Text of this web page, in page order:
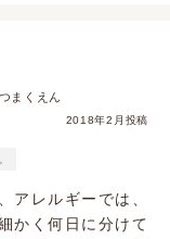
まくえん
2018年2月投稿
アレルギーでは、
かく何日に分けて